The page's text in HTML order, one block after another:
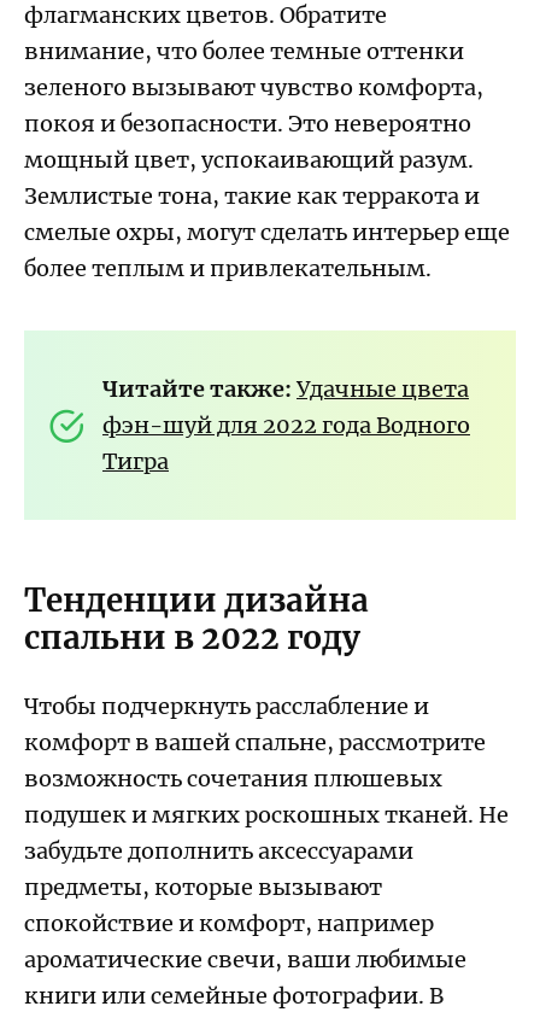
флагманских цветов. Обратите
внимание, что более темные оттенки
зеленого вызывают чувство комфорта,
покоя и безопасности. Это невероятно
мощный цвет, успокаивающий разум.
Землистые тона, такие как терракота и
смелые охры, могут сделать интерьер еще
более теплым и привлекательным.
Читайте также:Удачные цвета
фэн-шуй для 2022 года Водного
Тигра
Тенденции дизайна
спальни в 2022 году
Чтобы подчеркнуть расслабление и
комфорт в вашей спальне, рассмотрите
возможность сочетания плюшевых
подушек и мягких роскошных тканей. Не
забудьте дополнить аксессуарами
предметы, которые вызывают
спокойствие и комфорт, например
ароматические свечи, ваши любимые
книги или семейные фотографии. В